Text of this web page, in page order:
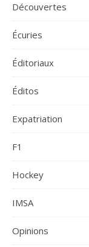
Découvertes
Écuries
Éditoriaux
Éditos
Expatriation
F1
Hockey
IMSA
Opinions